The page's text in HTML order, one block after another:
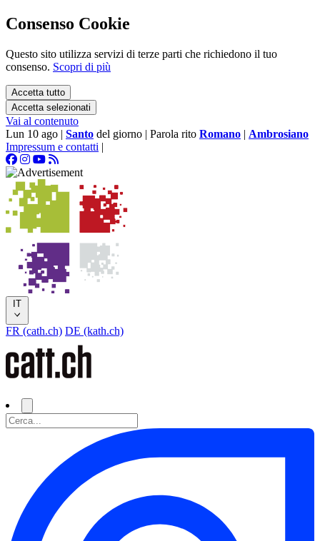
Consenso Cookie
Questo sito utilizza servizi di terze parti che richiedono il tuo
consenso. Scopri di più
Accetta tutto
Accetta selezionati
Vai al contenuto
Lun 10 ago | Santo del giorno | Parola rito Romano | Ambrosiano
Impressum e contatti |
IT
FR (cath.ch) DE (kath.ch)